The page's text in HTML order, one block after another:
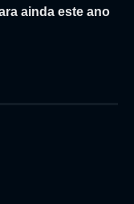
ainda este ano